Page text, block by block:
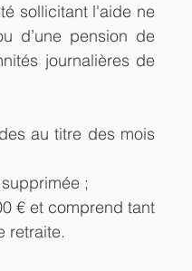
sollicitant l'aide ne
d’une pension de
journalières de
au titre des mois
;
€ et comprend tant
retraite.